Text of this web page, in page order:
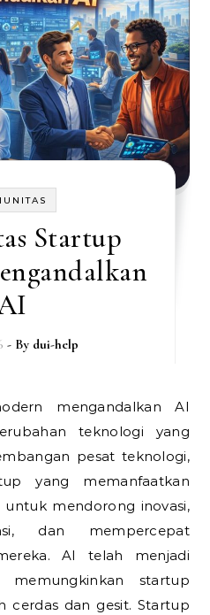
Startup
- By dui-help
teknologi yang
pesat teknologi,
yang memanfaatkan
mendorong inovasi,
dan mempercepat
AI telah menjadi
startup
cerdas dan gesit. Startup